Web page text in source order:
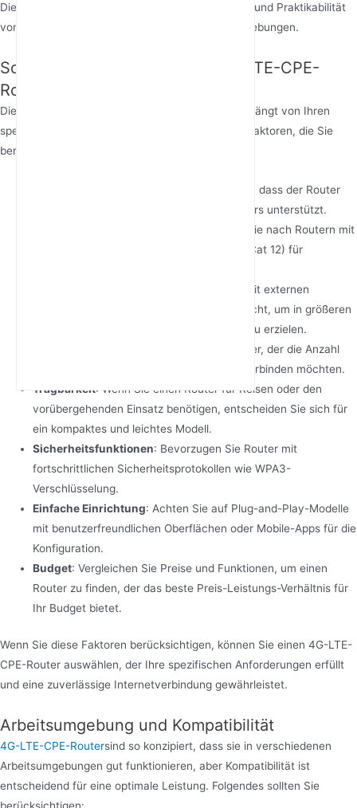
Diese Anwendungen verdeutlichen die Flexibilität und Praktikabilität
von 4G-LTE-CPE-Routern in verschiedenen Umgebungen.
So wählen Sie den richtigen 4G-LTE-CPE-
Router für Ihre Anforderungen
Die Auswahl des richtigen 4G-LTE-CPE-Routers hängt von Ihren
spezifischen Anforderungen ab. Hier sind einige Faktoren, die Sie
berücksichtigen sollten:
: Stellen Sie sicher, dass der Router
die Frequenzbänder Ihres Mobilfunkanbieters unterstützt.
: Suchen Sie nach Routern mit
höheren LTE-Kategorien (z. B. Cat 6 oder Cat 12) für
: Ziehen Sie Router mit externen
Antennen oder MIMO-Technologie in Betracht, um in größeren
Bereichen einen besseren Signalempfang zu erzielen.
: Wählen Sie einen Router, der die Anzahl
der Geräte bewältigt, die Sie gleichzeitig verbinden möchten.
Tragbarkeit: Wenn Sie einen Router für Reisen oder den
vorübergehenden Einsatz benötigen, entscheiden Sie sich für
ein kompaktes und leichtes Modell.
Sicherheitsfunktionen: Bevorzugen Sie Router mit
fortschrittlichen Sicherheitsprotokollen wie WPA3-
Verschlüsselung.
Einfache Einrichtung: Achten Sie auf Plug-and-Play-Modelle
mit benutzerfreundlichen Oberflächen oder Mobile-Apps für die
Konfiguration.
Budget: Vergleichen Sie Preise und Funktionen, um einen
Router zu finden, der das beste Preis-Leistungs-Verhältnis für
Ihr Budget bietet.
Wenn Sie diese Faktoren berücksichtigen, können Sie einen 4G-LTE-
CPE-Router auswählen, der Ihre spezifischen Anforderungen erfüllt
und eine zuverlässige Internetverbindung gewährleistet.
Arbeitsumgebung und Kompatibilität
4G-LTE-CPE-Routersind so konzipiert, dass sie in verschiedenen
Arbeitsumgebungen gut funktionieren, aber Kompatibilität ist
entscheidend für eine optimale Leistung. Folgendes sollten Sie
berücksichtigen: